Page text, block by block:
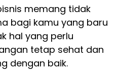
memang tidak
bagi kamu yang baru
hal yang perlu
tetap sehat dan
dengan baik.